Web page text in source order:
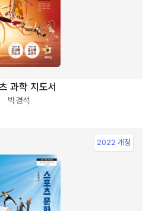
과학 지도서
박경석
2022 개정